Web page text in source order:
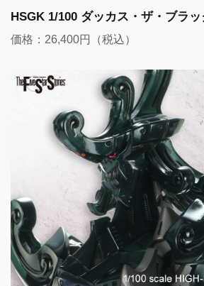
HSGK 1/100 ダッカス・ザ・ブラッ
価格：26,400円（税込）